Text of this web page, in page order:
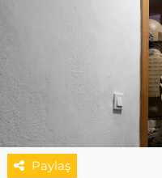
Paylaş